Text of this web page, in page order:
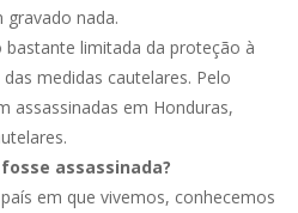
gravado nada.
limitada da proteção à
medidas cautelares. Pelo
assassinadas em Honduras,
assassinada?
em que vivemos, conhecemos